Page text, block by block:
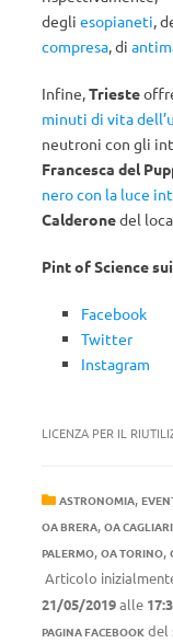
degli esopianeti,
compresa, di
Infine,Trieste
minuti di vita
neutroni con gli
Francesca del
nero con la luce
Calderonedel
Pint of Science
Facebook
Twitter
Instagram
LICENZA PER IL
ASTRONOMIA,
OA BRERA, OA CAGLIARI
PALERMO, OA TORINO,
Articolo
21/05/2019alle
PAGINA FACEBOOK del